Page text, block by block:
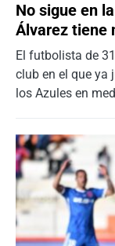
No sigue en
Álvarez tiene
El futbolista de
club en el que ya
los Azules en